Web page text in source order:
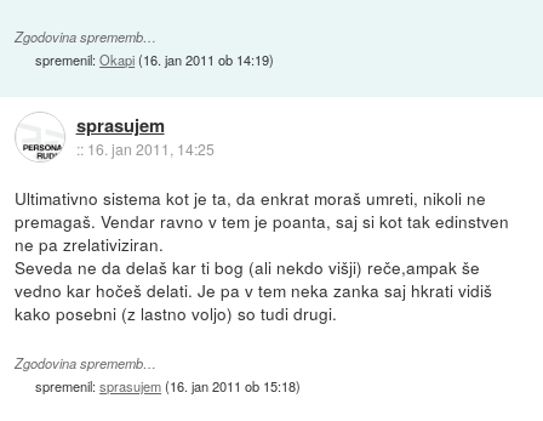
Zgodovina sprememb…
spremenil:Okapi(16. jan 2011 ob 14:19)
sprasujem
:: 16. jan 2011, 14:25
Ultimativno sistema kot je ta, da enkrat moraš umreti, nikoli ne
premagaš. Vendar ravno v tem je poanta, saj si kot tak edinstven
ne pa zrelativiziran.
Seveda ne da delaš kar ti bog (ali nekdo višji) reče,ampak še
vedno kar hočeš delati. Je pa v tem neka zanka saj hkrati vidiš
kako posebni (z lastno voljo) so tudi drugi.
Zgodovina sprememb…
spremenil:sprasujem(16. jan 2011 ob 15:18)